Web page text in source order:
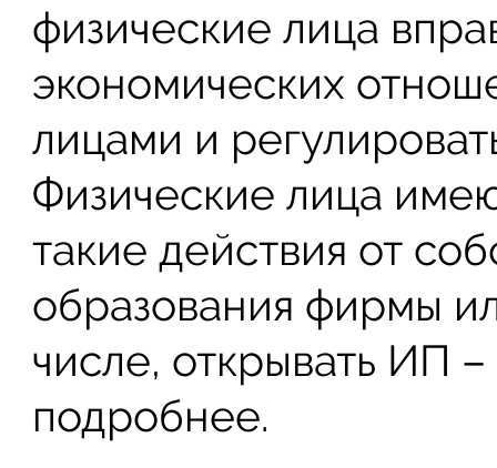
физические лица
экономических
лицами и
Физические лица
такие действия от
образования фирмы
числе, открывать ИП
подробнее.